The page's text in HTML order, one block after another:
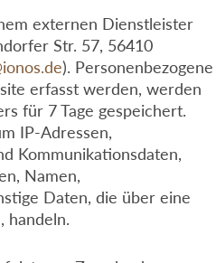
externen Dienstleister
Str. 57, 56410
). Personenbezogene
erfasst werden, werden
für 7 Tage gespeichert.
IP-Adressen,
Kommunikationsdaten,
Namen,
Daten, die über eine
handeln.